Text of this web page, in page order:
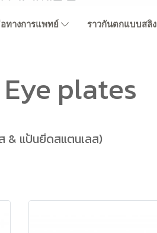
อทางการแพทย์ ราวกันตกแบบสลิง
plates
& แป้นยึดสแตนเลส)